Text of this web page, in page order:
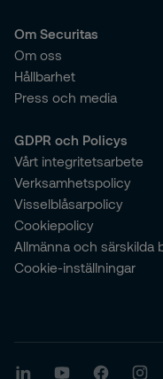
Om Securitas
Om oss
Hållbarhet
Press och media
GDPR och Policys
Vårt integritetsarbete
Verksamhetspolicy
Visselblåsarpolicy
Cookiepolicy
Allmänna och särskilda
Cookie-inställningar